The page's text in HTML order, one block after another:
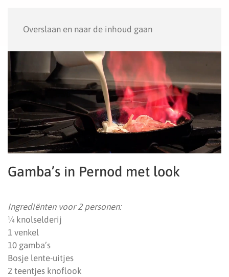
Overslaan en naar de inhoud gaan
Gamba’s in Pernod met look
Ingrediënten voor 2 personen:
¼ knolselderij
1 venkel
10 gamba’s
Bosje lente-uitjes
2 teentjes knoflook